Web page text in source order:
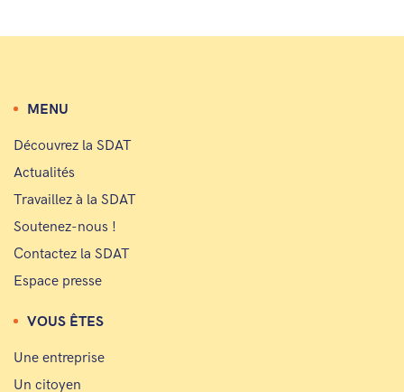
MENU
Découvrez la SDAT
Actualités
Travaillez à la SDAT
Soutenez-nous !
Contactez la SDAT
Espace presse
VOUS ÊTES
Une entreprise
Un citoyen